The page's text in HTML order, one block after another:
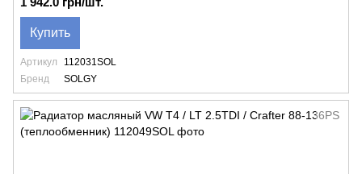
Купить
Артикул
112031SOL
Бренд
SOLGY